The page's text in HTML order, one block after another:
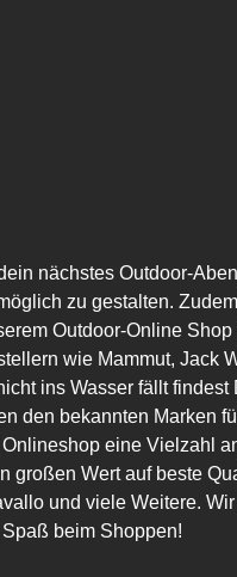
nächstes Outdoor-
zu gestalten.
Outdoor-Online
wie Mammut, Jack
ins Wasser fällt
den bekannten Marken
eine Vielzahl
Wert auf beste
und viele Weitere.
beim Shoppen!